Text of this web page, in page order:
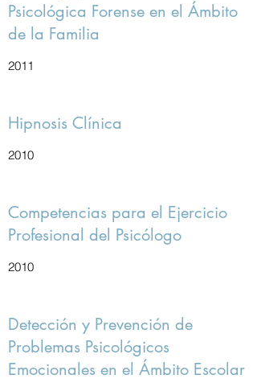
Psicológica Forense en el Ámbito
de la Familia
2011
Hipnosis Clínica
2010
Competencias para el Ejercicio
Profesional del Psicólogo
2010
Detección y Prevención de
Problemas Psicológicos
Emocionales en el Ámbito Escolar